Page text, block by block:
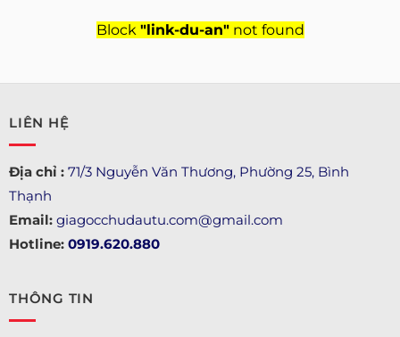
Block "link-du-an"not found
LIÊN HỆ
Địa chỉ : 71/3 Nguyễn Văn Thương, Phường 25, Bình
Thạnh
Email: giagocchudautu.com@gmail.com
Hotline: 0919.620.880
THÔNG TIN